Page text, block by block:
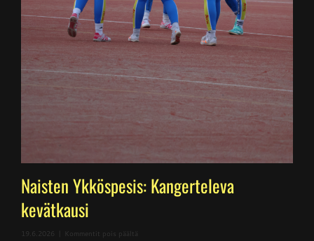
Naisten Ykköspesis: Kangerteleva
kevätkausi
19.6.2026 Kommentit pois päältä